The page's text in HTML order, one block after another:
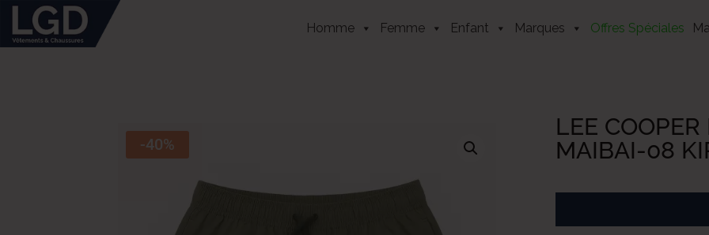
Homme Femme Enfant Marques Offres Spéciales
-40%
LEE
MAIBAI-08